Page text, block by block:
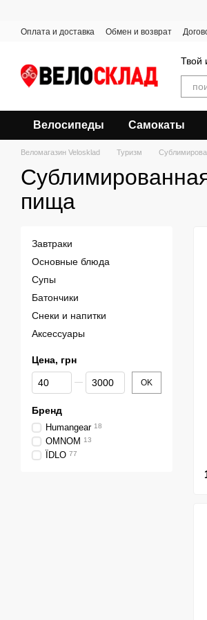
Оплата и доставка Обмен и возврат
Твой
Велосипеды Самокаты
Веломагазин Velosklad Туризм
пища
Завтраки
Основные блюда
Супы
Батончики
Снеки и напитки
Аксессуары
Цена, грн
От Цена, грн
До Цена, грн OK
Бренд
Humangear 18
OMNOM 13
ЇDLO 77